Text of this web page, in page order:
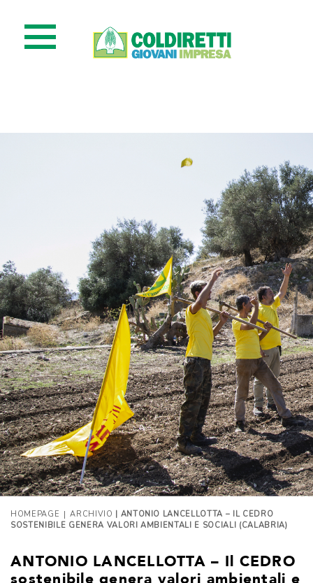
HOMEPAGE |ARCHIVIO
| ANTONIO LANCELLOTTA – IL CEDRO
SOSTENIBILE GENERA VALORI AMBIENTALI E SOCIALI (CALABRIA)
ANTONIO LANCELLOTTA – Il CEDRO
sostenibile genera valori ambientali e